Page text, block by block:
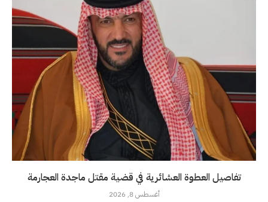
تفاصيل العطوة العشائرية في قضية مقتل ماجدة العجارمة
أغسطس 8, 2026